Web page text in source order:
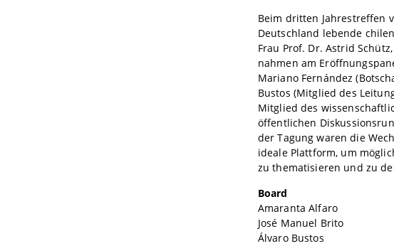
Beim dritten Jahrestreffen
Deutschland lebende
Frau Prof. Dr. Astrid
nahmen am
Mariano Fernández
Bustos (Mitglied des
Mitglied des
öffentlichen
der Tagung waren die
ideale Plattform, um
zu thematisieren und zu
Board
Amaranta Alfaro
José Manuel Brito
Álvaro Bustos